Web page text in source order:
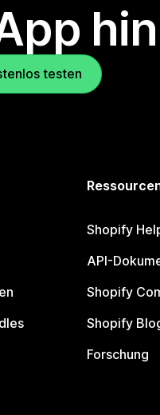
testen
Shopify
API-
Shopify
Shopify
Forschung